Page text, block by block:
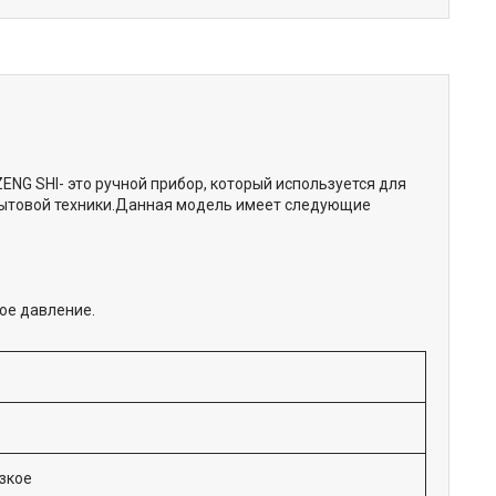
SHI- это ручной прибор, который используется для
техники.Данная модель имеет следующие
давление.